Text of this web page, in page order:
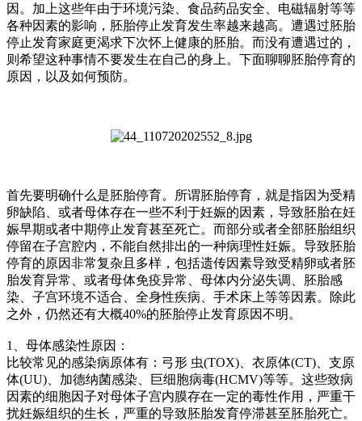
因。加上这些年由于环境污染、食品药品安全、电磁辐射等等
各种因素的影响，胚胎停止发育发生率越来越高。遭遇过胚胎
停止发育家庭更渴求下次怀上健康的胚胎。而没有遭遇过的，
则希望这种事情不要发生在自己的身上。下面聊聊胚胎停育的
原因，以及如何预防。
首先要明确什么是胚胎停育。所谓胚胎停育，就是指因为受精
卵缺陷、或者母体存在一些不利于妊娠的因素，导致胚胎在妊
娠早期或者中期停止发育甚至死亡。而部分或者全部胚胎组织
停留在子宫腔内，不能自然排出的一种病理性妊娠。导致胚胎
停育的原因非常复杂且多样，包括遗传因素导致受精卵或者胚
胎发育异常、或者母体免疫异常、母体内分泌失调、胚胎感
染、子宫环境不适合、全身性疾病、手术床上等等因素。除此
之外，仍然还有大概40%的胚胎停止发育原因不明。
1、母体感染性原因：
比较常见的感染病原体有：弓形 虫(TOX)、衣原体(CT)、支原
体(UU)、加德纳菌感染、巨细胞病毒(HCMV)等等。这些致病
因素的细胞因子对母体子宫内膜存在一定的毒性作用，严重干
扰妊娠组织的生长，严重的导致胚胎发育停滞甚至胚胎死亡。